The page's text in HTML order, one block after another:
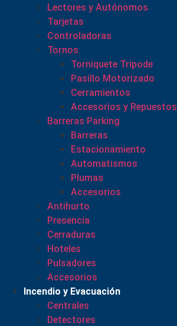
Lectores y Autónomos
Tarjetas
Controladoras
Tornos
Torniquete Tripode
Pasillo Motorizado
Cerramientos
Accesorios y Repuestos
Barreras Parking
Barreras
Estacionamiento
Automatismos
Plumas
Accesorios
Antihurto
Presencia
Cerraduras
Hoteles
Pulsadores
Accesorios
Incendio y Evacuación
Centrales
Detectores